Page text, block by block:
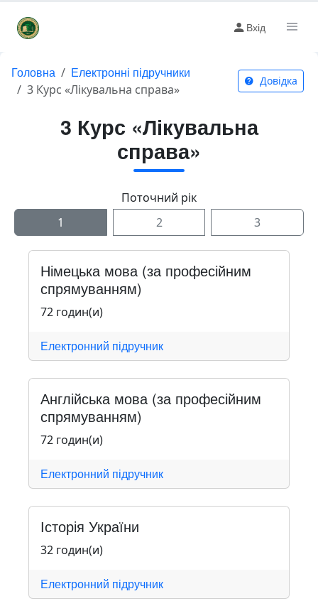
Вхід
Головна Електронні підручники
3 Курс «Лікувальна справа»
Довідка
3 Курс «Лікувальна
справа»
Поточний рік
1
2 3
Німецька мова (за професійним
спрямуванням)
72 годин(и)
Електронний підручник
Англійська мова (за професійним
спрямуванням)
72 годин(и)
Електронний підручник
Історія України
32 годин(и)
Електронний підручник